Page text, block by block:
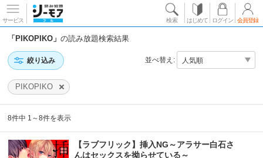
サービス 検索 はじめて ログイン 会員登録
「PIKOPIKO」の読み放題検索結果
絞り込み 並べ替え:
PIKOPIKO
8件中 1～8件を表示
【ラブフリック】挿入NG～アラサー白石さ
んはセックスを拗らせている～